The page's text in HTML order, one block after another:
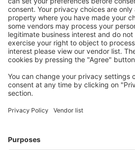
Copyright © eSky.ba. Sva prava zadržana.